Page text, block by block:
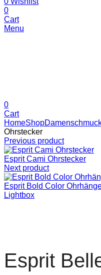
0
Cart
Menu
0
Cart
HomeShop
Ohrstecker
Previous product
Esprit Cami Ohrstecker
Next product
Esprit Bold Color
Lightbox
Esprit